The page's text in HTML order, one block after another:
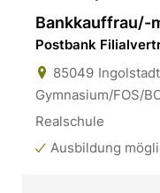
Bankkauffrau/-
Postbank
85049 Ingolstadt
Gymnasium/FOS/
Realschule
Ausbildung